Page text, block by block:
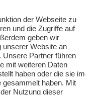
der Webseite zu
und die Zugriffe auf
geben wir
unserer Website an
Unsere Partner führen
mit weiteren Daten
haben oder die sie im
gesammelt haben. Mit
Nutzung dieser